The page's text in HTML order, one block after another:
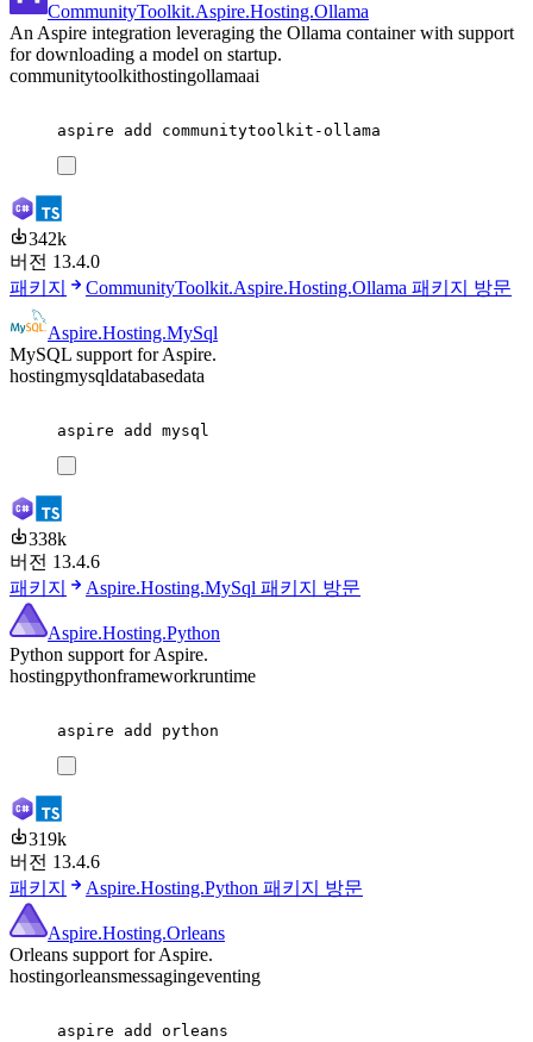
CommunityToolkit.Aspire.Hosting.Ollama
An Aspire integration leveraging the Ollama container with support
for downloading a model on startup.
communitytoolkithostingollamaai
aspire add communitytoolkit-ollama
342k
버전 13.4.0
패키지
CommunityToolkit.Aspire.Hosting.Ollama 패키지 방문
Aspire.Hosting.MySql
MySQL support for Aspire.
hostingmysqldatabasedata
aspire add mysql
338k
버전 13.4.6
패키지
Aspire.Hosting.MySql 패키지 방문
Aspire.Hosting.Python
Python support for Aspire.
hostingpythonframeworkruntime
aspire add python
319k
버전 13.4.6
패키지
Aspire.Hosting.Python 패키지 방문
Aspire.Hosting.Orleans
Orleans support for Aspire.
hostingorleansmessagingeventing
aspire add orleans